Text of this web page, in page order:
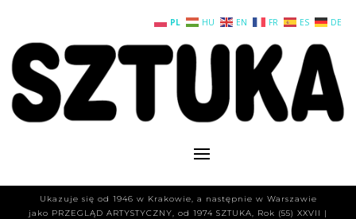
Ukazuje się od 1946 w Krakowie, a następnie w Warszawie
jako PRZEGLĄD ARTYSTYCZNY, od 1974 SZTUKA, Rok (55) XXVII |
PL HU EN FR ES DE